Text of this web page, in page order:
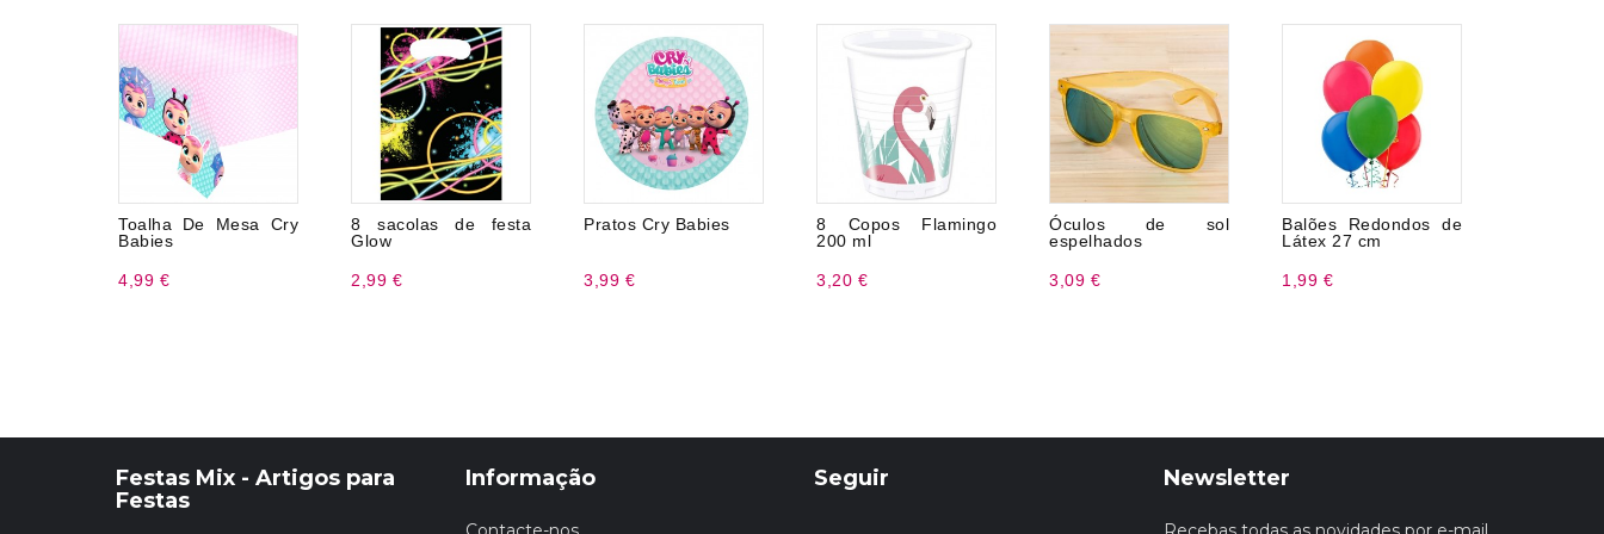
Toalha De Mesa Cry
Babies
4,99 €
8 sacolas de festa
Glow
2,99 €
Pratos Cry Babies
3,99 €
8 Copos Flamingo
200 ml
3,20 €
Óculos de sol
espelhados
3,09 €
Balões Redondos de
Látex 27 cm
1,99 €
Festas Mix - Artigos para
Festas
Informação Seguir Newsletter